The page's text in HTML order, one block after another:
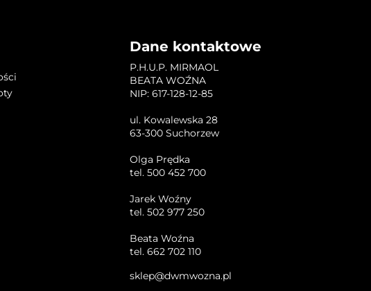
Dane kontaktowe
P.H.U.P. MIRMAOL
BEATA WOŹNA
NIP: 617-128-12-85
ul. Kowalewska 28
63-300 Suchorzew
Olga Prędka
tel. 500 452 700
Jarek Woźny
tel. 502 977 250
Beata Woźna
tel. 662 702 110
sklep@dwmwozna.pl